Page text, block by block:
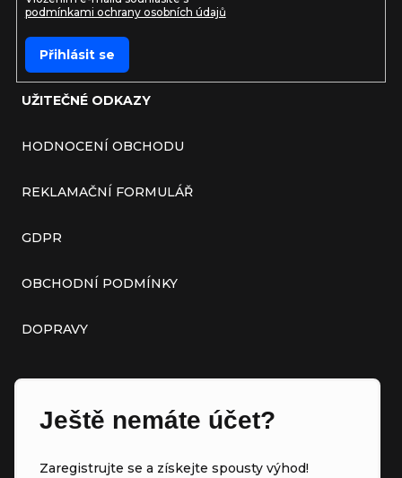
UŽITEČNÉ ODKAZY
HODNOCENÍ OBCHODU
REKLAMAČNÍ FORMULÁŘ
GDPR
OBCHODNÍ PODMÍNKY
DOPRAVY
Ještě nemáte účet?
Zaregistrujte se a získejte spousty výhod!
podmínkami ochrany osobních údajů
Přihlásit se